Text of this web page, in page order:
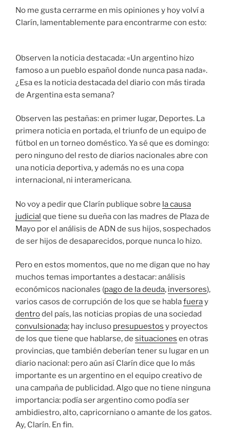
No me gusta cerrarme en mis opiniones y hoy volví a
Clarín, lamentablemente para encontrarme con esto:
Observen la noticia destacada: «Un argentino hizo
famoso a un pueblo español donde nunca pasa nada».
¿Esa es la noticia destacada del diario con más tirada
de Argentina esta semana?
Observen las pestañas: en primer lugar, Deportes. La
primera noticia en portada, el triunfo de un equipo de
fútbol en un torneo doméstico. Ya sé que es domingo:
pero ninguno del resto de diarios nacionales abre con
una noticia deportiva, y además no es una copa
internacional, ni interamericana.
No voy a pedir que Clarín publique sobre la causa
judicial que tiene su dueña con las madres de Plaza de
Mayo por el análisis de ADN de sus hijos, sospechados
de ser hijos de desaparecidos, porque nunca lo hizo.
Pero en estos momentos, que no me digan que no hay
muchos temas importantes a destacar: análisis
económicos nacionales (pago de la deuda, inversores),
varios casos de corrupción de los que se hablafueray
dentrodel país, las noticias propias de una sociedad
convulsionada; hay incluso presupuestos y proyectos
de los que tiene que hablarse, de situaciones en otras
provincias, que también deberían tener su lugar en un
diario nacional: pero aún así Clarín dice que lo más
importante es un argentino en el equipo creativo de
una campaña de publicidad. Algo que no tiene ninguna
importancia: podía ser argentino como podía ser
ambidiestro, alto, capricorniano o amante de los gatos.
Ay, Clarín. En fin.